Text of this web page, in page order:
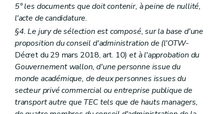
5° les documents que doit contenir, à peine de nullité,
l'acte de candidature.
§4. Le jury de sélection est composé, sur la base d'une
proposition du conseil d'administration de (l'OTW-
Décret du 29 mars 2018, art. 10)et à l'approbation du
Gouvernement wallon, d'une personne issue du
monde académique, de deux personnes issues du
secteur privé commercial ou entreprise publique de
transport autre que TEC tels que de hauts managers,